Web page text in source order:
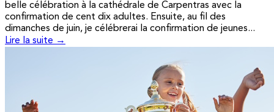
belle célébration à la cathédrale de Carpentras avec la
confirmation de cent dix adultes. Ensuite, au fil des
dimanches de juin, je célébrerai la confirmation de jeunes...
Lire la suite →